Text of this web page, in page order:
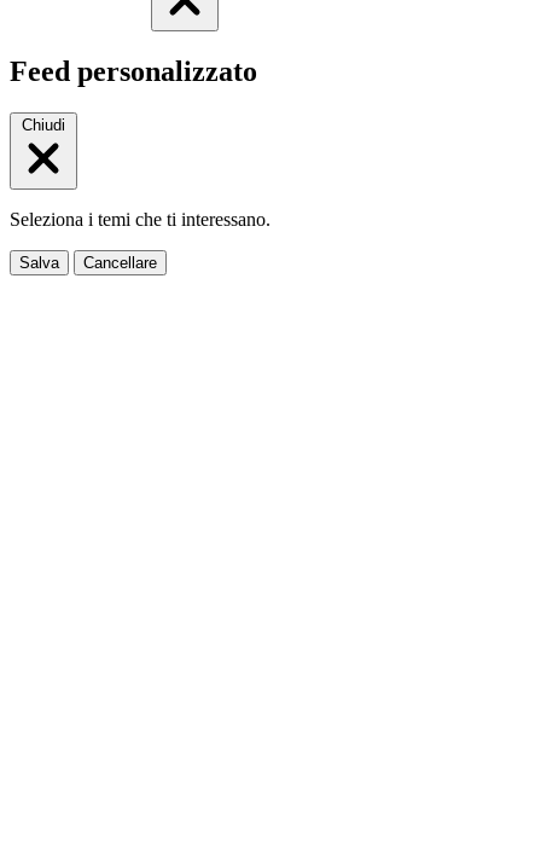
Feed personalizzato
Chiudi
Seleziona i temi che ti interessano.
Salva Cancellare